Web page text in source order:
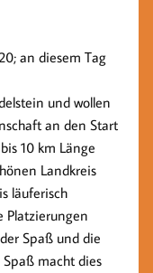
an diesem Tag
und wollen
an den Start
10 km Länge
Landkreis
läuferisch
Platzierungen
Spaß und die
macht dies